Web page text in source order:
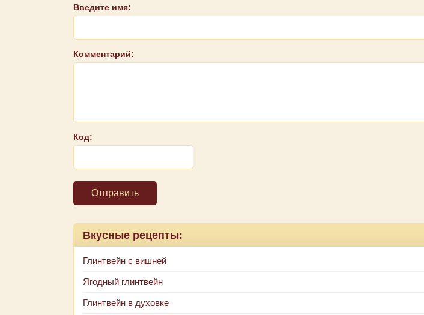
Введите имя:
Комментарий:
Код:
Отправить
Вкусные рецепты:
Глинтвейн с вишней
Ягодный глинтвейн
Глинтвейн в духовке